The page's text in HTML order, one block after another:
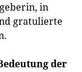
in
gratulierte
der